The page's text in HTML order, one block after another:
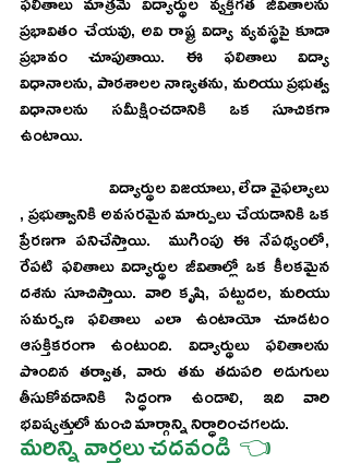
ఫలితాలు మాత్రమే విద్యార్థుల వ్యక్తిగత జీవితాలను
ప్రభావితం చేయవు, అవి రాష్ట్ర విద్యా వ్యవస్థపై కూడా
ప్రభావం చూపుతాయి. ఈ ఫలితాలు విద్యా
విధానాలను, పాఠశాలల నాణ్యతను, మరియు ప్రభుత్వ
విధానాలను సమీక్షించడానికి ఒక సూచికగా
ఉంటాయి.
                          విద్యార్థుల విజయాలు, లేదా వైఫల్యాలు
, ప్రభుత్వానికి అవసరమైన మార్పులు చేయడానికి ఒక
ప్రేరణగా పనిచేస్తాయి.  ముగింపు ఈ నేపథ్యంలో,
రేపటి ఫలితాలు విద్యార్థుల జీవితాల్లో ఒక కీలకమైన
దశను సూచిస్తాయి. వారి కృషి, పట్టుదల, మరియు
సమర్పణ ఫలితాలు ఎలా ఉంటాయో చూడటం
ఆసక్తికరంగా ఉంటుంది. విద్యార్థులు ఫలితాలను
పొందిన తర్వాత, వారు తమ తదుపరి అడుగులు
తీసుకోవడానికి సిద్ధంగా ఉండాలి, ఇది వారి
భవిష్యత్తులో మంచి మార్గాన్ని నిర్ధారించగలదు.
మరిన్ని వార్తలు చదవండి 👈